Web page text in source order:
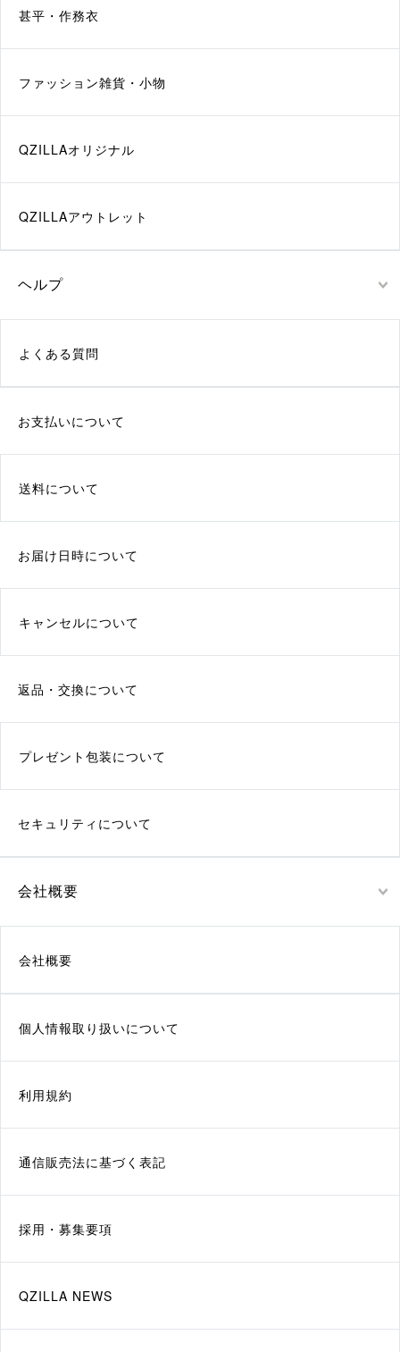
甚平・作務衣
ファッション雑貨・小物
QZILLAオリジナル
QZILLAアウトレット
ヘルプ
よくある質問
お支払いについて
送料について
お届け日時について
キャンセルについて
返品・交換について
プレゼント包装について
セキュリティについて
会社概要
会社概要
個人情報取り扱いについて
利用規約
通信販売法に基づく表記
採用・募集要項
QZILLA NEWS